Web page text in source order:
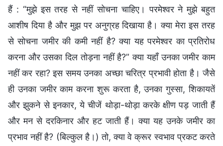
हैं : “मुझे इस तरह से नहीं सोचना चाहिए। परमेश्वर ने मुझे बहुत
आशीष दिया है और मुझ पर अनुग्रह दिखाया है। क्या मेरा इस तरह
से सोचना जमीर की कमी नहीं है? क्या यह परमेश्वर का प्रतिरोध
करना और उसका दिल तोड़ना नहीं है?” क्या यहाँ उनका जमीर काम
नहीं कर रहा? इस समय उनका अच्छा चरित्र प्रभावी होता है। जैसे
ही उनका जमीर काम करना शुरू करता है, उनका गुस्सा, शिकायतें
और झुकने से इनकार, ये चीजें थोड़ा-थोड़ा करके क्षीण पड़ जाती हैं
और मन से दरकिनार और हट जाती हैं। क्या यह उनके जमीर का
प्रभाव नहीं है? (बिल्कुल है।) तो, क्या वे क्रूर स्वभाव प्रकट करते